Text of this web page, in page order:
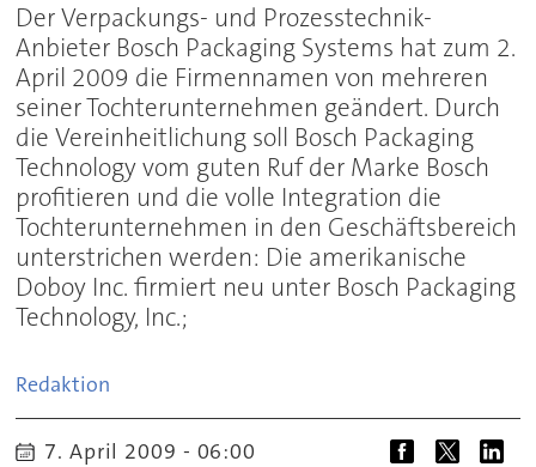
Der Verpackungs- und Prozesstechnik-
Anbieter Bosch Packaging Systems hat zum 2.
April 2009 die Firmennamen von mehreren
seiner Tochterunternehmen geändert. Durch
die Vereinheitlichung soll Bosch Packaging
Technology vom guten Ruf der Marke Bosch
profitieren und die volle Integration die
Tochterunternehmen in den Geschäftsbereich
unterstrichen werden: Die amerikanische
Doboy Inc. firmiert neu unter Bosch Packaging
Technology, Inc.;
Redaktion
7. April 2009 - 06:00